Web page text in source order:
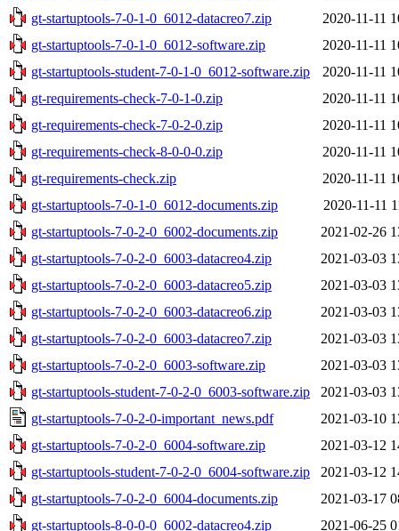
gt-startuptools-7-0-1-0_6012-datacreo7.zip
2020-11-11
gt-startuptools-7-0-1-0_6012-software.zip
2020-11-11
gt-startuptools-student-7-0-1-0_6012-software.zip
2020-11-11
gt-requirements-check-7-0-1-0.zip
2020-11-11
gt-requirements-check-7-0-2-0.zip
2020-11-11
gt-requirements-check-8-0-0-0.zip
2020-11-11
gt-requirements-check.zip
2020-11-11
gt-startuptools-7-0-1-0_6012-documents.zip
2020-11-11
gt-startuptools-7-0-2-0_6002-documents.zip
2021-02-26
gt-startuptools-7-0-2-0_6003-datacreo4.zip
2021-03-03
gt-startuptools-7-0-2-0_6003-datacreo5.zip
2021-03-03
gt-startuptools-7-0-2-0_6003-datacreo6.zip
2021-03-03
gt-startuptools-7-0-2-0_6003-datacreo7.zip
2021-03-03
gt-startuptools-7-0-2-0_6003-software.zip
2021-03-03
gt-startuptools-student-7-0-2-0_6003-software.zip
2021-03-03
gt-startuptools-7-0-2-0-important_news.pdf
2021-03-10
gt-startuptools-7-0-2-0_6004-software.zip
2021-03-12
gt-startuptools-student-7-0-2-0_6004-software.zip
2021-03-12
gt-startuptools-7-0-2-0_6004-documents.zip
2021-03-17
gt-startuptools-8-0-0-0_6002-datacreo4.zip
2021-06-25